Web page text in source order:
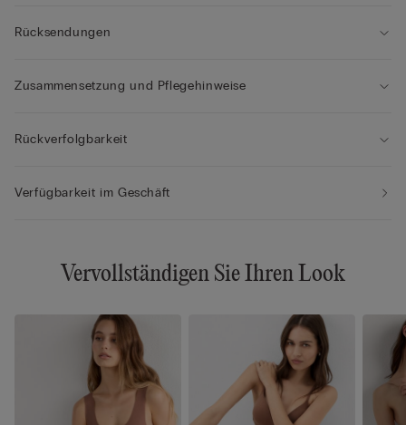
Rücksendungen
Zusammensetzung und Pflegehinweise
Rückverfolgbarkeit
Verfügbarkeit im Geschäft
Vervollständigen Sie Ihren Look